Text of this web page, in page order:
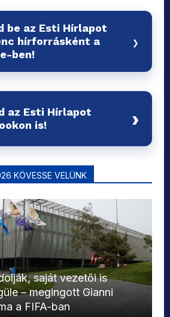
be az Esti Hírlapot
hírforrásként a
ben!
›
az Esti Hírlapot
is!
›
KÖVESSE VELÜNK
saját vezetői is
– megingott Gianni
a FIFA-ban